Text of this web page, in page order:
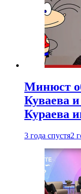
Минюст
Куваева и
Кураева
3 года спустя2